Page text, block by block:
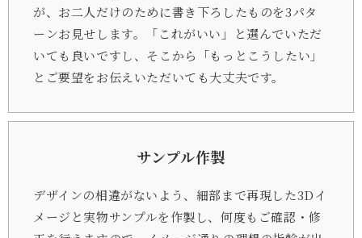
が、お二人だけのために書き下ろしたものを3パタ
ーンお見せします。「これがいい」と選んでいただ
いても良いですし、そこから「もっとこうしたい」
とご要望をお伝えいただいても大丈夫です。
サンプル作製
デザインの相違がないよう、細部まで再現した3Dイ
メージと実物サンプルを作製し、何度もご確認・修